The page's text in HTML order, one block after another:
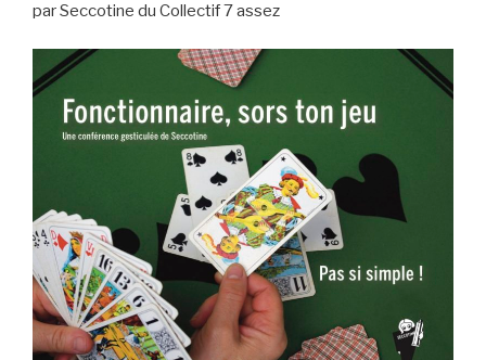
par Seccotine du Collectif 7 assez